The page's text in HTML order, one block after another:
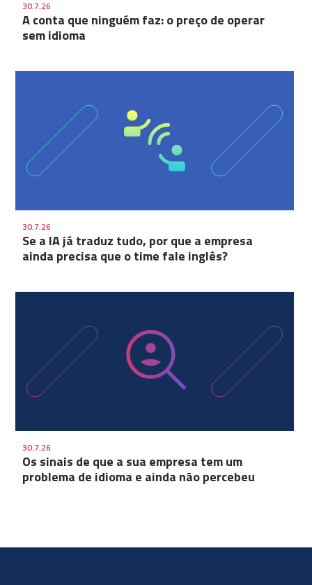
30.7.26
A conta que ninguém faz: o preço de operar
sem idioma
30.7.26
Se a IA já traduz tudo, por que a empresa
ainda precisa que o time fale inglês?
30.7.26
Os sinais de que a sua empresa tem um
problema de idioma e ainda não percebeu